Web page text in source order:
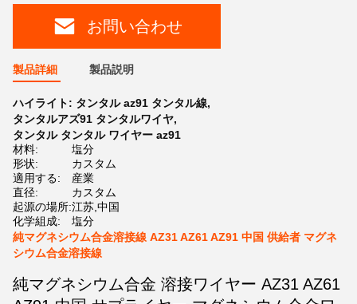
お問い合わせ
製品詳細 製品説明
ハイライト: タンタル az91 タンタル線,
タンタルアズ91 タンタルワイヤ,
タンタル タンタル ワイヤー az91
材料:
塩分
形状:
カスタム
適用する:
産業
直径:
カスタム
起源の場所:江苏,中国
化学組成:
塩分
純マグネシウム合金溶接線 AZ31 AZ61 AZ91 中国 供給者 マグネ
シウム合金溶接線
純マグネシウム合金 溶接ワイヤー AZ31 AZ61